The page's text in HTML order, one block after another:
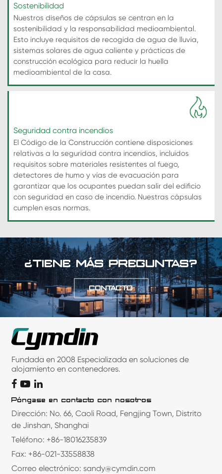
Sostenibilidad
Nuestros diseños de cápsulas se centran en la
sostenibilidad y la responsabilidad medioambiental.
Esto incluye requisitos de recogida de agua de lluvia,
sistemas solares de agua caliente y prácticas de
construcción ecológica para reducir la huella
medioambiental de la casa.
Seguridad contra incendios
El Código de la Construcción contiene disposiciones
relativas a la seguridad contra incendios, incluidos
requisitos sobre materiales resistentes al fuego,
detectores de humo y vías de evacuación para
garantizar que los ocupantes puedan salir del edificio
con seguridad en caso de incendio. Nuestras cápsulas
cumplen esas normas.
¿TIENE MÁS PREGUNTAS?
CONTACTO
Fundada en 2008 Especializada en soluciones de
alojamiento en contenedores.
Póngase en contacto con nosotros
Dirección: No. 66, Caoli Road, Fengjing Town, Distrito
de Jinshan, Shanghai
Teléfono: +86-18016235839
Fax: +86-021-33558838
Correo electrónico: sandy@cymdin.com